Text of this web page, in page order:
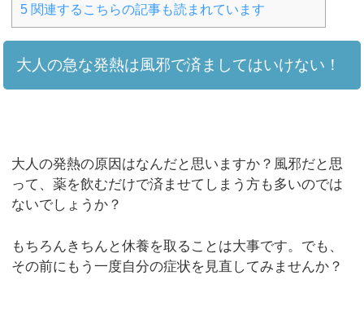
5 関連するこちらの記事も読まれています
大人の急な発熱は風邪で済ましてはいけない！
大人の発熱の原因はなんだと思いますか？風邪だと思
って、薬を飲むだけで済ませてしまう方も多いのでは
ないでしょうか？
もちろんきちんと休養を取ることは大事です。でも、
その前にもう一度自分の症状を見直してみませんか？